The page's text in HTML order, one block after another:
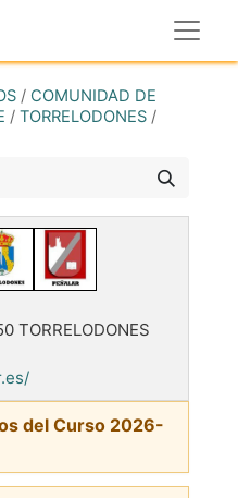
/ COMUNIDAD DE
/ TORRELODONES /
TORRELODONES
del Curso 2026-